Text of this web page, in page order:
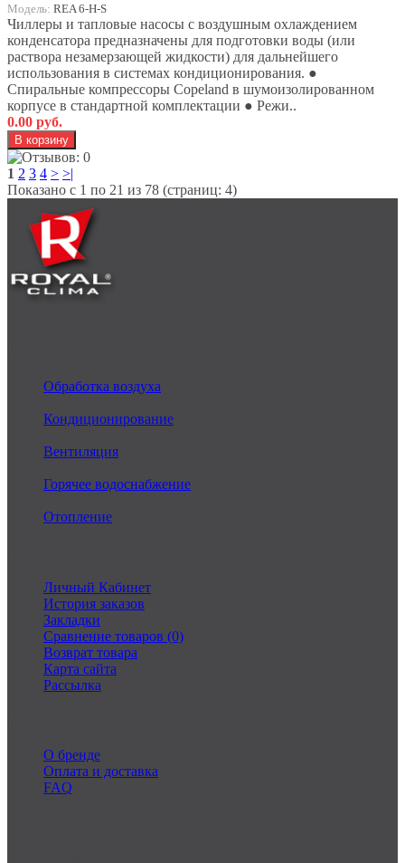
Модель: REA 6-H-S
Чиллеры и тапловые насосы с воздушным охлаждением
конденсатора предназначены для подготовки воды (или
раствора незамерзающей жидкости) для дальнейшего
использования в системах кондиционирования. ●
Спиральные компрессоры Copeland в шумоизолированном
корпусе в стандартной комплектации ● Режи..
0.00 руб.
1 2 3 4 > >|
Показано с 1 по 21 из 78 (страниц: 4)
Обработка воздуха
Кондиционирование
Вентиляция
Горячее водоснабжение
Отопление
Личный Кабинет
История заказов
Закладки
Сравнение товаров (0)
Возврат товара
Карта сайта
Рассылка
О бренде
Оплата и доставка
FAQ